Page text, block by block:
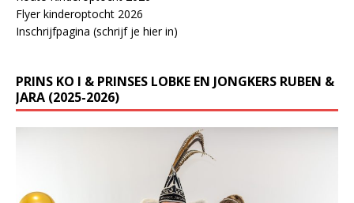
Flyer kinderoptocht 2026
Inschrijfpagina (schrijf je hier in)
PRINS KO I & PRINSES LOBKE EN JONGKERS RUBEN &
JARA (2025-2026)